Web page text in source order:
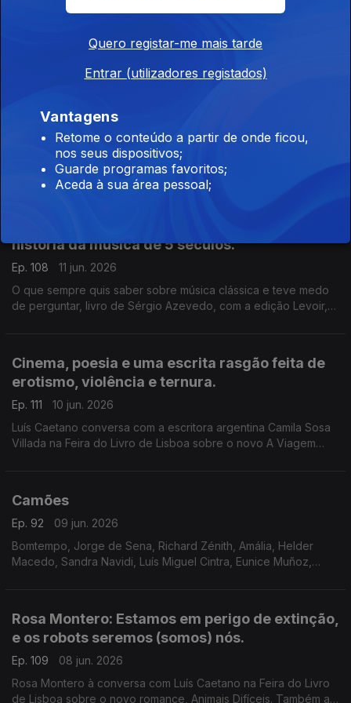
Neste domingo passaram 40 anos anos da morte de Jorge
12 jun. 2026
Teoria dos Sentimentos Morais, de Adam Smith, acaba de ser
publicado pela Gulbenkian, com tradução, introdução e notas
de Ivone Moreira, que é a convidada de Luís Caetano na Feira
história da música de 5 séculos.
Ep. 108
11 jun. 2026
O que sempre quis saber sobre música clássica e teve medo
de perguntar, livro de Sérgio Azevedo, com a edição Levoir,
Cinema, poesia e uma escrita rasgão feita de
erotismo, violência e ternura.
Ep. 111
10 jun. 2026
Luís Caetano conversa com a escritora argentina Camila Sosa
Villada na Feira do Livro de Lisboa sobre o novo A Viagem
Camões
Ep. 92
09 jun. 2026
Bomtempo, Jorge de Sena, Richard Zénith, Amália, Helder
Macedo, Sandra Navidi, Luís Miguel Cintra, Eunice Muñoz,
Rosa Montero: Estamos em perigo de extinção,
e os robots seremos (somos) nós.
Ep. 109
08 jun. 2026
Rosa Montero à conversa com Luís Caetano na Feira do Livro
de Lisboa sobre o novo romance, Animais Difíceis. Também a
Quero registar-me mais tarde
Entrar (utilizadores registados)
Vantagens
Retome o conteúdo a partir de onde ficou,
nos seus dispositivos;
Guarde programas favoritos;
Aceda à sua área pessoal;